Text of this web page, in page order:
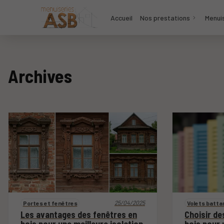
Accueil Nos prestations
Archives
Portes et fenêtres 25/04/2025
Les avantages des fenêtres en
Volets
Choisir